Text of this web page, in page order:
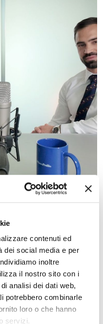
contenuti ed
dei social media e per
inoltre
il nostro sito con i
analisi dei dati web,
potrebbero combinarle
loro o che hanno
servizi.
la
compiacenza
hanno messo alla
modo profondo.
LEGGI